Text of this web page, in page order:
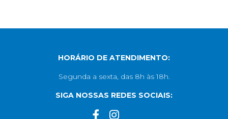
HORÁRIO DE ATENDIMENTO:
Segunda a sexta, das 8h às 18h.
SIGA NOSSAS REDES SOCIAIS: